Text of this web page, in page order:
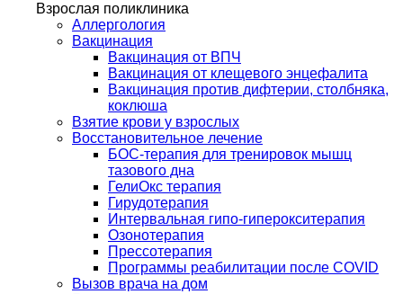
Взрослая поликлиника
Аллергология
Вакцинация
Вакцинация от ВПЧ
Вакцинация от клещевого энцефалита
Вакцинация против дифтерии, столбняка,
коклюша
Взятие крови у взрослых
Восстановительное лечение
БОС-терапия для тренировок мышц
тазового дна
ГелиОкс терапия
Гирудотерапия
Интервальная гипо-гиперокситерапия
Озонотерапия
Прессотерапия
Программы реабилитации после СOVID
Вызов врача на дом